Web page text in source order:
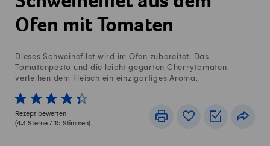
Ofen mit Tomaten
Dieses Schweinefilet wird im Ofen zubereitet. Das
Tomatenpesto und die leicht gegarten Cherrytomaten
verleihen dem Fleisch ein einzigartiges Aroma.
1 von 5 Sterne
2 von 5 Sterne
3 von 5 Sterne
4 von 5 Sterne
5 von 5 Sterne
Rezept bewerten
(4.3 Sterne / 15 Stimmen)
DruckenRezeptbuch